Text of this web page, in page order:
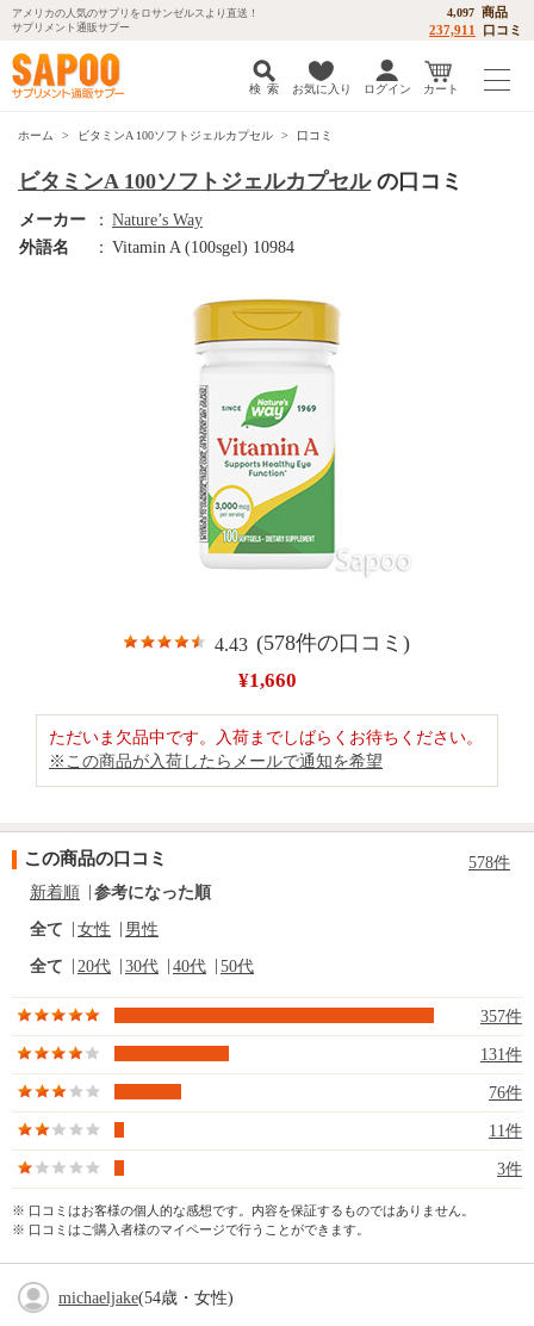
アメリカの人気のサプリをロサンゼルスより直送！
サプリメント通販サプー
4,097 商品
237,911
口コミ
検 索 お気に入り ログイン カート
ホーム ビタミンA 100ソフトジェルカプセル 口コミ
ビタミンA 100ソフトジェルカプセルの口コミ
メーカー ： Nature’s Way
外語名
： Vitamin A (100sgel) 10984
4.43 (578件の口コミ)
¥1,660
ただいま欠品中です。入荷までしばらくお待ちください。
※この商品が入荷したらメールで通知を希望
この商品の口コミ
578件
新着順
参考になった順
全て 女性 男性
全て 20代 30代 40代 50代
357件
131件
76件
11件
3件
※ 口コミはお客様の個人的な感想です。内容を保証するものではありません。
※ 口コミはご購入者様のマイページで行うことができます。
michaeljake(54歳・女性)